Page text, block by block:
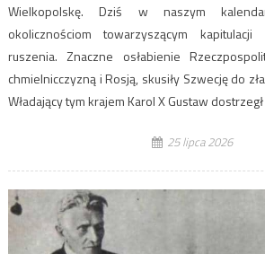
Wielkopolskę. Dziś w naszym
okolicznościom towarzyszącym
ruszenia. Znaczne osłabienie
chmielnicczyzną i Rosją, skusiły Szwecję do
Władający tym krajem Karol X Gustaw
25 lipca 2026